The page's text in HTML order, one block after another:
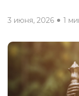
3 июня, 2026 1